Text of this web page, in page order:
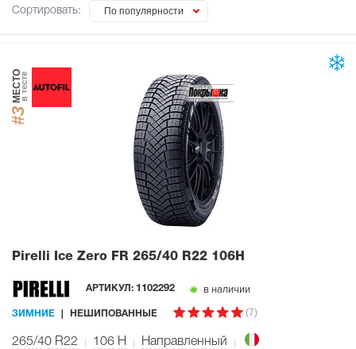
Сортировать: По популярности
#3
МЕСТОв тесте
Pirelli Ice Zero FR 265/40 R22 106H
АРТИКУЛ: 1102292 в наличии
ЗИМНИЕ НЕШИПОВАННЫЕ (7)
265/40 R22 106 H Направленный